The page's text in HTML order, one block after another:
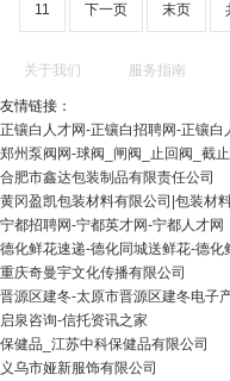
11 下一页 末页
关于我们 服务指南
友情链接：
正镶白人才网-正镶白招聘网-正镶白
郑州泵阀网-球阀_闸阀_止回阀_截
合肥市鑫达包装制品有限责任公司
黄冈盈凯包装材料有限公司|包装材
宁都招聘网-宁都英才网-宁都人才网
德化鲜花速递-德化同城送鲜花-德化
重庆奇曼宇文化传播有限公司
晋源区建冬-太原市晋源区建冬电子
启泉咨询-信托资讯之家
保健品_江苏中科保健品有限公司
义乌市娅新服饰有限公司